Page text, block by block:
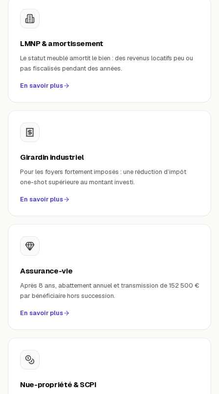
LMNP & amortissement
Le statut meublé amortit le bien : des revenus locatifs peu ou
pas fiscalisés pendant des années.
En savoir plus
Girardin industriel
Pour les foyers fortement imposés : une réduction d’impôt
one-shot supérieure au montant investi.
En savoir plus
Assurance-vie
Après 8 ans, abattement annuel et transmission de 152 500 €
par bénéficiaire hors succession.
En savoir plus
Nue-propriété & SCPI